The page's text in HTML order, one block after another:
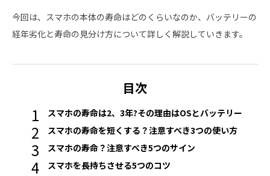
今回は、スマホの本体の寿命はどのくらいなのか、バッテリーの
経年劣化と寿命の見分け方について詳しく解説していきます。
目次
スマホの寿命は2、3年?その理由はOSとバッテリー
スマホの寿命を短くする？注意すべき3つの使い方
スマホの寿命？注意すべき5つのサイン
スマホを長持ちさせる5つのコツ